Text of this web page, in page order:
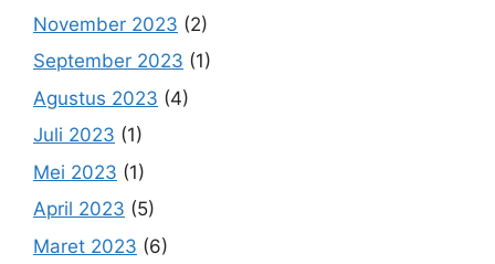
November 2023 (2)
September 2023 (1)
Agustus 2023 (4)
Juli 2023 (1)
Mei 2023 (1)
April 2023 (5)
Maret 2023 (6)